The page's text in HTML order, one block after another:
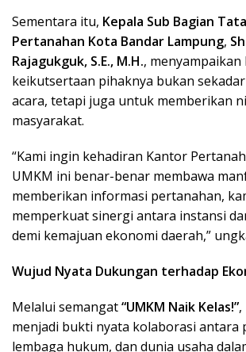
Sementara itu, Kepala Sub Bagian
Pertanahan Kota Bandar Lampung,
Rajagukguk, S.E., M.H., menyampaikan
keikutsertaan pihaknya bukan
acara, tetapi juga untuk memberikan
masyarakat.
“Kami ingin kehadiran Kantor
UMKM ini benar-benar membawa
memberikan informasi pertanahan,
memperkuat sinergi antara instansi
demi kemajuan ekonomi daerah,”
Wujud Nyata Dukungan terhadap
Melalui semangat“UMKM Naik Kelas!”
menjadi bukti nyata kolaborasi antara
lembaga hukum, dan dunia usaha